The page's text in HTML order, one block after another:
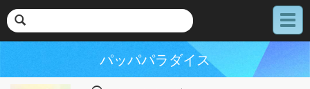
メ
ニ
パッパパラダイス